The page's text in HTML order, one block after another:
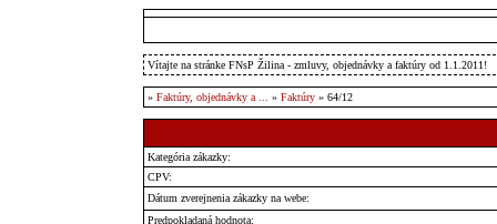
Vítajte na stránke FNsP Žilina - zmluvy, objednávky a faktúry od 1.1.2011!
» Faktúry, objednávky a ... » Faktúry» 64/12
Kategória zákazky:
CPV:
Dátum zverejnenia zákazky na webe:
Predpokladaná hodnota: